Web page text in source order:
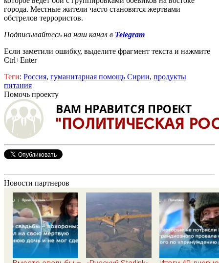
города. Местные жители часто становятся жертвами
обстрелов террористов.
Подписывайтесь на наш канал в Telegram
Если заметили ошибку, выделите фрагмент текста и нажмите
Ctrl+Enter
Теги: Россия, гуманитарная помощь Сирии, продукты
питания
Помочь проекту
Новости партнеров